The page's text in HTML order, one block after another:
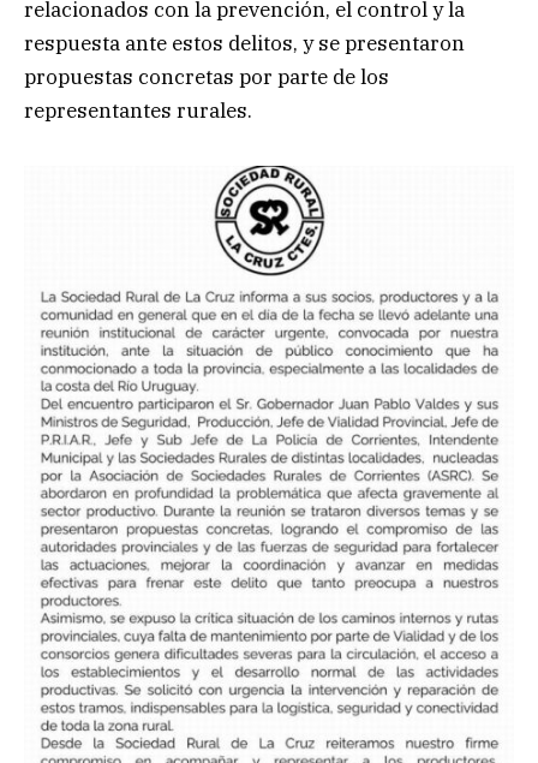
relacionados con la prevención, el control y la
respuesta ante estos delitos, y se presentaron
propuestas concretas por parte de los
representantes rurales.